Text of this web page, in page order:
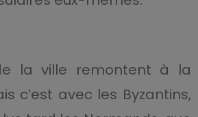
la ville remontent à la
c’est avec les Byzantins,